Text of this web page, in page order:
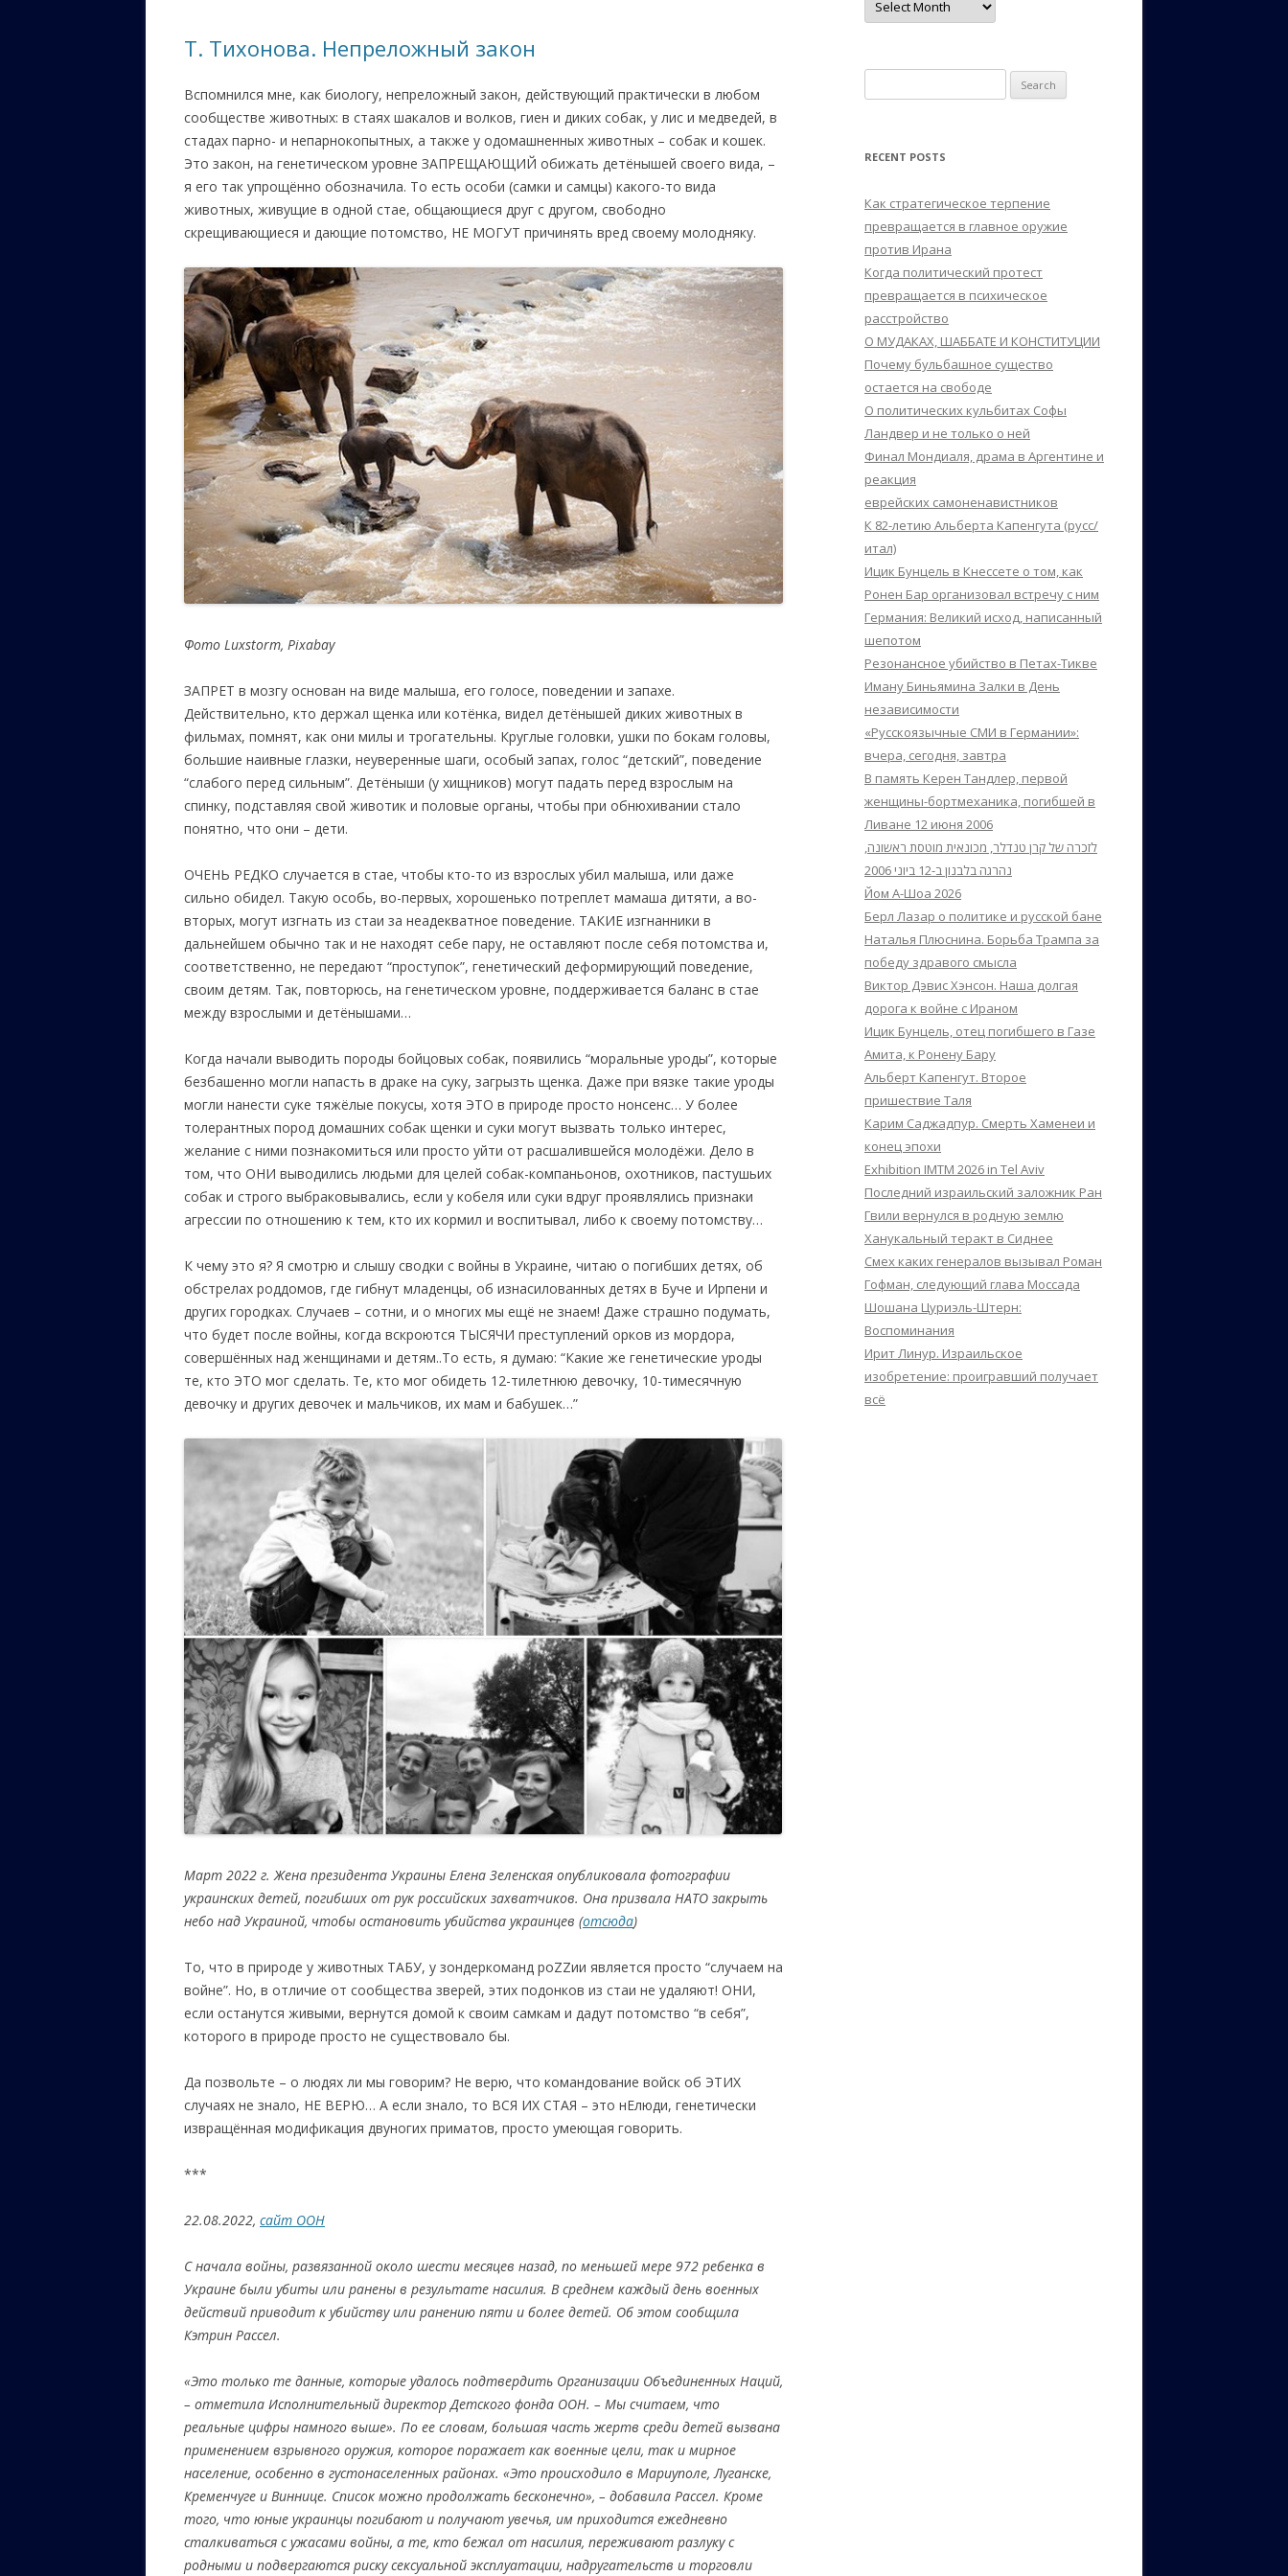
КАЛИНКОВИЧАХ СЕЙЧАС
ОЗАРИЧИ
ИНФОРМАЦИЯ К СТАРОМУ
САЙТУ
ОТЗЫВЫ, ПРЕДЛОЖЕНИЯ,
УТОЧНЕНИЯ, ДОПОЛНЕНИЯ
Т. Тихонова. Непреложный закон
Вспомнился мне, как биологу, непреложный закон, действующий практически в любом
сообществе животных: в стаях шакалов и волков, гиен и диких собак, у лис и медведей, в
стадах парно- и непарнокопытных, а также у одомашненных животных – собак и кошек.
Это закон, на генетическом уровне ЗАПРЕЩАЮЩИЙ обижать детёнышей своего вида, –
я его так упрощённо обозначила. То есть особи (самки и самцы) какого-то вида
животных, живущие в одной стае, общающиеся друг с другом, свободно
скрещивающиеся и дающие потомство, НЕ МОГУТ причинять вред своему молодняку.
Фото Luxstorm, Pixabay
ЗАПРЕТ в мозгу основан на виде малыша, его голосе, поведении и запахе.
Действительно, кто держал щенка или котёнка, видел детёнышей диких животных в
фильмах, помнят, как они милы и трогательны. Круглые головки, ушки по бокам головы,
большие наивные глазки, неуверенные шаги, особый запах, голос “детский”, поведение
“слабого перед сильным”. Детёныши (у хищников) могут падать перед взрослым на
спинку, подставляя свой животик и половые органы, чтобы при обнюхивании стало
понятно, что они – дети.
ОЧЕНЬ РЕДКО случается в стае, чтобы кто-то из взрослых убил малыша, или даже
сильно обидел. Такую особь, во-первых, хорошенько потреплет мамаша дитяти, а во-
вторых, могут изгнать из стаи за неадекватное поведение. ТАКИЕ изгнанники в
дальнейшем обычно так и не находят себе пару, не оставляют после себя потомства и,
соответственно, не передают “проступок”, генетический деформирующий поведение,
своим детям. Так, повторюсь, на генетическом уровне, поддерживается баланс в стае
между взрослыми и детёнышами…
Когда начали выводить породы бойцовых собак, появились “моральные уроды”, которые
безбашенно могли напасть в драке на суку, загрызть щенка. Даже при вязке такие уроды
могли нанести суке тяжёлые покусы, хотя ЭТО в природе просто нонсенс… У более
толерантных пород домашних собак щенки и суки могут вызвать только интерес,
желание с ними познакомиться или просто уйти от расшалившейся молодёжи. Дело в
том, что ОНИ выводились людьми для целей собак-компаньонов, охотников, пастушьих
собак и строго выбраковывались, если у кобеля или суки вдруг проявлялись признаки
агрессии по отношению к тем, кто их кормил и воспитывал, либо к своему потомству…
К чему это я? Я смотрю и слышу сводки с войны в Украине, читаю о погибших детях, об
обстрелах роддомов, где гибнут младенцы, об изнасилованных детях в Буче и Ирпени и
других городках. Случаев – сотни, и о многих мы ещё не знаем! Даже страшно подумать,
что будет после войны, когда вскроются ТЫСЯЧИ преступлений орков из мордора,
совершённых над женщинами и детям..То есть, я думаю: “Какие же генетические уроды
те, кто ЭТО мог сделать. Те, кто мог обидеть 12-тилетнюю девочку, 10-тимесячную
девочку и других девочек и мальчиков, их мам и бабушек…”
Март 2022 г. Жена президента Украины Елена Зеленская опубликовала фотографии
украинских детей, погибших от рук российских захватчиков. Она призвала НАТО закрыть
небо над Украиной, чтобы остановить убийства украинцев (отсюда)
То, что в природе у животных ТАБУ, у зондеркоманд роZZии является просто “случаем на
войне”. Но, в отличие от сообщества зверей, этих подонков из стаи не удаляют! ОНИ,
если останутся живыми, вернутся домой к своим самкам и дадут потомство “в себя”,
которого в природе просто не существовало бы.
Да позвольте – о людях ли мы говорим? Не верю, что командование войск об ЭТИХ
случаях не знало, НЕ ВЕРЮ… А если знало, то ВСЯ ИХ СТАЯ – это нЕлюди, генетически
извращённая модификация двуногих приматов, просто умеющая говорить.
***
22.08.2022, сайт ООН
С начала войны, развязанной около шести месяцев назад, по меньшей мере 972 ребенка в
Украине были убиты или ранены в результате насилия. В среднем каждый день военных
действий приводит к убийству или ранению пяти и более детей. Об этом сообщила
Кэтрин Рассел.
«Это только те данные, которые удалось подтвердить Организации Объединенных Наций,
– отметила Исполнительный директор Детского фонда ООН. – Мы считаем, что
реальные цифры намного выше». По ее словам, большая часть жертв среди детей вызвана
применением взрывного оружия, которое поражает как военные цели, так и мирное
население, особенно в густонаселенных районах. «Это происходило в Мариуполе, Луганске,
Кременчуге и Виннице. Список можно продолжать бесконечно», – добавила Рассел. Кроме
того, что юные украинцы погибают и получают увечья, им приходится ежедневно
сталкиваться с ужасами войны, а те, кто бежал от насилия, переживают разлуку с
родными и подвергаются риску сексуальной эксплуатации, надругательств и торговли
for:
RECENT POSTS
Как стратегическое терпение
превращается в главное оружие
против Ирана
Когда политический протест
превращается в психическое
расстройство
О МУДАКАХ, ШАББАТЕ И КОНСТИТУЦИИ
Почему бульбашное существо
остается на свободе
О политических кульбитах Софы
Ландвер и не только о ней
Финал Мондиаля, драма в Аргентине и
реакция
еврейских самоненавистников
К 82-летию Альберта Капенгута (русс/
итал)
Ицик Бунцель в Кнессете о том, как
Ронен Бар организовал встречу с ним
Германия: Великий исход, написанный
шепотом
Резонансное убийство в Петах-Тикве
Иману Биньямина Залки в День
независимости
«Русскоязычные СМИ в Германии»:
вчера, сегодня, завтра
В память Керен Тандлер, первой
женщины-бортмеханика, погибшей в
Ливане 12 июня 2006
לזכרה של קרן טנדלר, מכונאית מוטסת ראשונה,
נהרגה בלבנון ב-12 ביוני 2006
Йом А-Шоа 2026
Берл Лазар о политике и русской бане
Наталья Плюснина. Борьба Трампа за
победу здравого смысла
Виктор Дэвис Хэнсон. Наша долгая
дорога к войне с Ираном
Ицик Бунцель, отец погибшего в Газе
Амита, к Ронену Бару
Альберт Капенгут. Второе
пришествие Таля
Карим Саджадпур. Смерть Хаменеи и
конец эпохи
Exhibition IMTM 2026 in Tel Aviv
Последний израильский заложник Ран
Гвили вернулся в родную землю
Ханукальный теракт в Сиднее
Смех каких генералов вызывал Роман
Гофман, следующий глава Моссада
Шошана Цуриэль-Штерн:
Воспоминания
Ирит Линур. Израильское
изобретение: проигравший получает
всё